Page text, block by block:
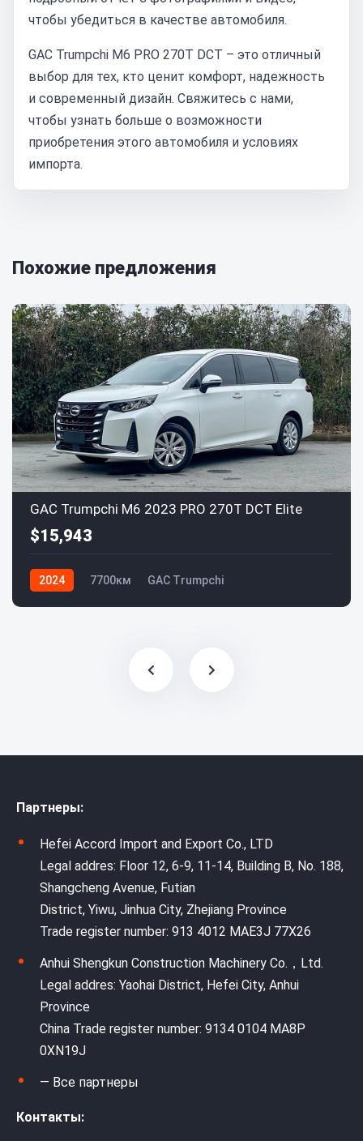
чтобы убедиться в качестве автомобиля.
GAC Trumpchi M6 PRO 270T DCT – это отличный
выбор для тех, кто ценит комфорт, надежность
и современный дизайн. Свяжитесь с нами,
чтобы узнать больше о возможности
приобретения этого автомобиля и условиях
импорта.
Похожие предложения
GAC Trumpchi M6 2023 PRO 270T DCT Elite
$15,943
2024 7700км GAC Trumpchi
Партнеры:
Hefei Accord Import and Export Co., LTD
Legal addres: Floor 12, 6-9, 11-14, Building B, No. 188,
Shangcheng Avenue, Futian
District, Yiwu, Jinhua City, Zhejiang Province
Trade register number: 913 4012 MAE3J 77X26
Anhui Shengkun Construction Machinery Co.，Ltd.
Legal addres: Yaohai District, Hefei City, Anhui
Province
China Trade register number: 9134 0104 MA8P
0XN19J
— Все партнеры
Контакты: